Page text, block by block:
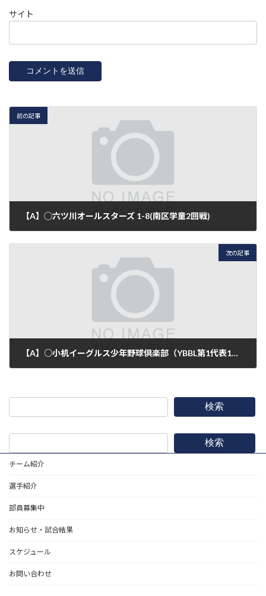
サイト
前の記事
【A】◯六ツ川オールスターズ 1-8(南区学童2回戦)
次の記事
【A】○小机イーグルス少年野球倶楽部（YBBL第1代表1回戦）21-0
検索
検索
チーム紹介
選手紹介
部員募集中
お知らせ・試合結果
スケジュール
お問い合わせ